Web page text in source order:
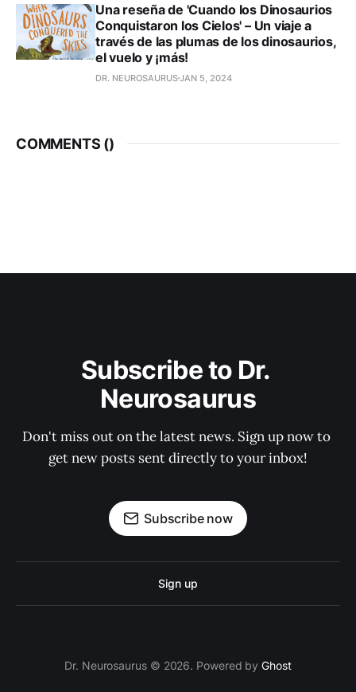
Una reseña de 'Cuando los Dinosaurios
Conquistaron los Cielos' – Un viaje a
través de las plumas de los dinosaurios,
el vuelo y ¡más!
DR. NEUROSAURUSJAN 5, 2024
COMMENTS ()
Subscribe to Dr.
Neurosaurus
Don't miss out on the latest news. Sign up now to
get new posts sent directly to your inbox!
Subscribe now
Sign up
Dr. Neurosaurus © 2026. Powered byGhost